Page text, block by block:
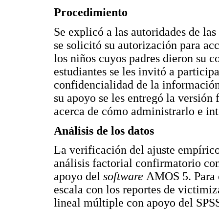
Procedimiento
Se explicó a las autoridades de
se solicitó su autorización para
los niños cuyos padres dieron su
estudiantes se les invitó a
confidencialidad de la
su apoyo se les entregó la
acerca de cómo administrarlo e
Análisis de los datos
La verificación del ajuste
análisis factorial confirmatorio
apoyo del software AMOS 5.
escala con los reportes de
lineal múltiple con apoyo del